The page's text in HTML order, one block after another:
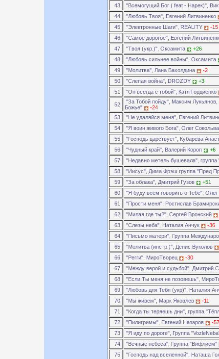
43
"Всемогущий Бог ( feat - Нарек)",
44
"Любовь Твоя", Евгений Литвиненко
45
"Электронные Шаги", REALITY
-15
46
"Самое дорогое", Евгений
47
"Твоя (укр.)", Оксамита
+26
48
"Любовь сильнее войны", Оксамита
49
"Молитва", Лана Бахолдина
-2
50
"Слепая война", DROZDY
+3
51
"Он всегда с тобой", Катя Гордиенко
52
"За Тобой пойду", Максим
Божье"
-24
53
"Не удаляйся меня", Евгений
54
"Я воин живого Бога", Олег
55
"Господь царствует", Кубарева
56
"Чудный край", Валерий Короп
+6
57
"Недавно метель бушевала",
58
"Иисус", Дима Фрэш группа "Пред
59
"За облака", Дмитрий Гузов
+51
60
"Я буду всем говорить о Тебе",
61
"Прости меня", Ростислав
62
"Милая где ты?", Сергей Вронский
63
"Слезы неба", Наталия Анчук
-36
64
"Письмо матери", Группа
65
"Молитва (инстр.)", Денис Вуколов
66
"Регги", МироТворец
-30
67
"Между верой и судьбой", Дмитрий
68
"Если Ты меня не позовешь",
69
"Любовь для Тебя (укр)", Наталия
70
"Мы живем", Марк Яковлев
-11
71
"Когда ты теряешь дни", группа
72
"Пилигримы", Евгений Назаров
-57
73
"Я иду по дороге", Группа
74
"Вечные небеса", Группа "Вифлием"
75
"Господь над вселенной", Наташа